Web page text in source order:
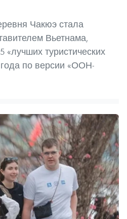
Чакюэ стала
Вьетнама,
туристических
по версии «ООН-